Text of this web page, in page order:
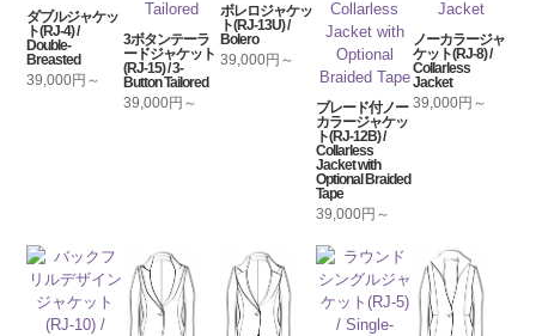
ダブルジャケッ
ト(RJ-4) /
Double-
Breasted
39,000円～
3ボタンテーラ
ードジャケット
(RJ-15) / 3-
Button Tailored
39,000円～
ボレロジャケッ
ト(RJ-13U) /
Bolero
39,000円～
ブレード付ノー
カラージャケッ
ト(RJ-12B) /
Collarless
Jacket with
Optional Braided
Tape
39,000円～
ノーカラージャ
ケット(RJ-8) /
Collarless
Jacket
39,000円～